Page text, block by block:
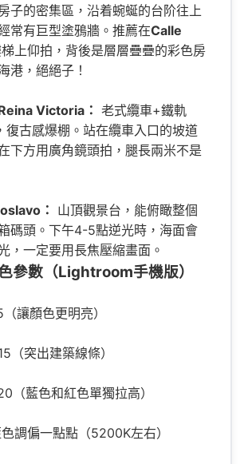
子的密集區，沿着蜿蜒的台阶往上
常有巨型塗鴉牆。推薦在Calle
上仰拍，背後是層層疊疊的彩色房
港，絕絕子！
Victoria： 老式纜車+鐵軌
復古感爆棚。站在纜車入口的坡道
下方用廣角鏡頭拍，腿長兩米不是
：
山頂觀景台，能俯瞰整個
碼頭。下午4-5點逆光時，海面會
，一定要用長焦壓縮畫面。
參數（Lightroom手機版）
讓顏色更明亮）
（突出建築線條）
（藍色和紅色單獨拉高）
調偏一點點（5200K左右）